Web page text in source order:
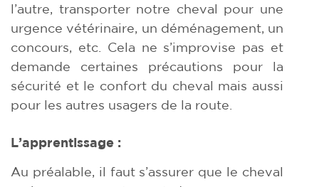
l’autre, transporter notre cheval pour une
urgence vétérinaire, un déménagement, un
concours, etc. Cela ne s’improvise pas et
demande certaines précautions pour la
sécurité et le confort du cheval mais aussi
pour les autres usagers de la route.
L’apprentissage :
Au préalable, il faut s’assurer que le cheval